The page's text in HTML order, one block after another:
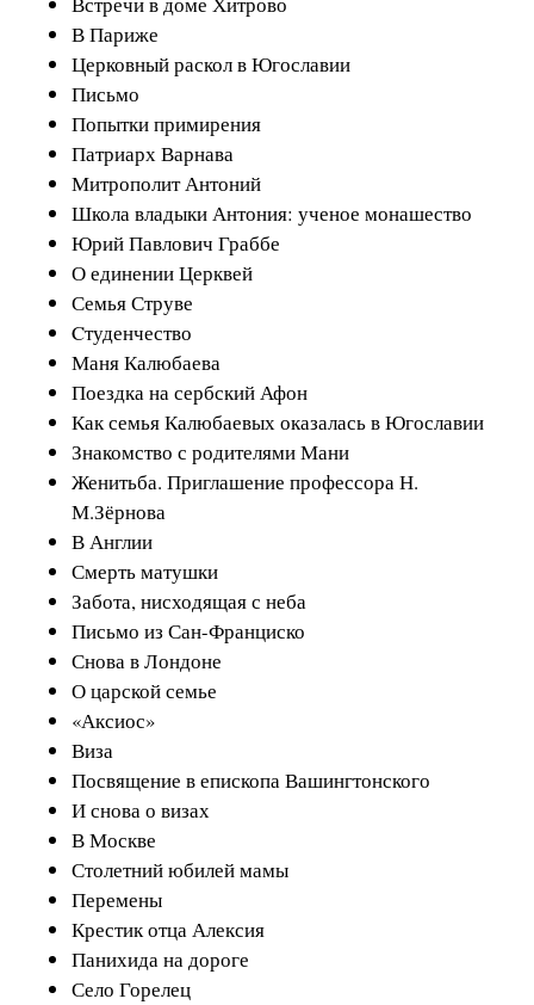
В Париже
Церковный раскол в Югославии
Письмо
Попытки примирения
Патриарх Варнава
Митрополит Антоний
Школа владыки Антония: ученое монашество
Юрий Павлович Граббе
О единении Церквей
Семья Струве
Cтуденчество
Маня Калюбаева
Поездка на сербский Афон
Как семья Калюбаевых оказалась в Югославии
Знакомство с родителями Мани
Женитьба. Приглашение профессора Н.
М.Зёрнова
В Англии
Смерть матушки
Забота, нисходящая с неба
Письмо из Сан-Франциско
Снова в Лондоне
О царской семье
«Аксиос»
Виза
Посвящение в епископа Вашингтонского
И снова о визах
В Москве
Столетний юбилей мамы
Перемены
Крестик отца Алексия
Панихида на дороге
Село Горелец